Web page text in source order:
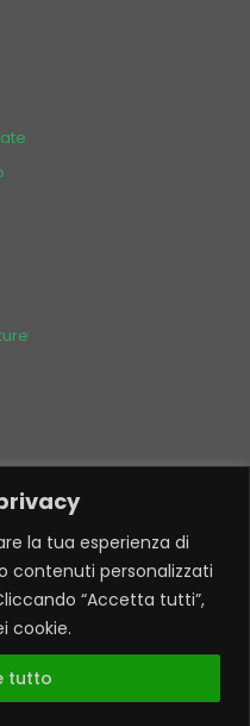
la tua esperienza di
contenuti personalizzati
“Accetta tutti”,
cookie.
tutto